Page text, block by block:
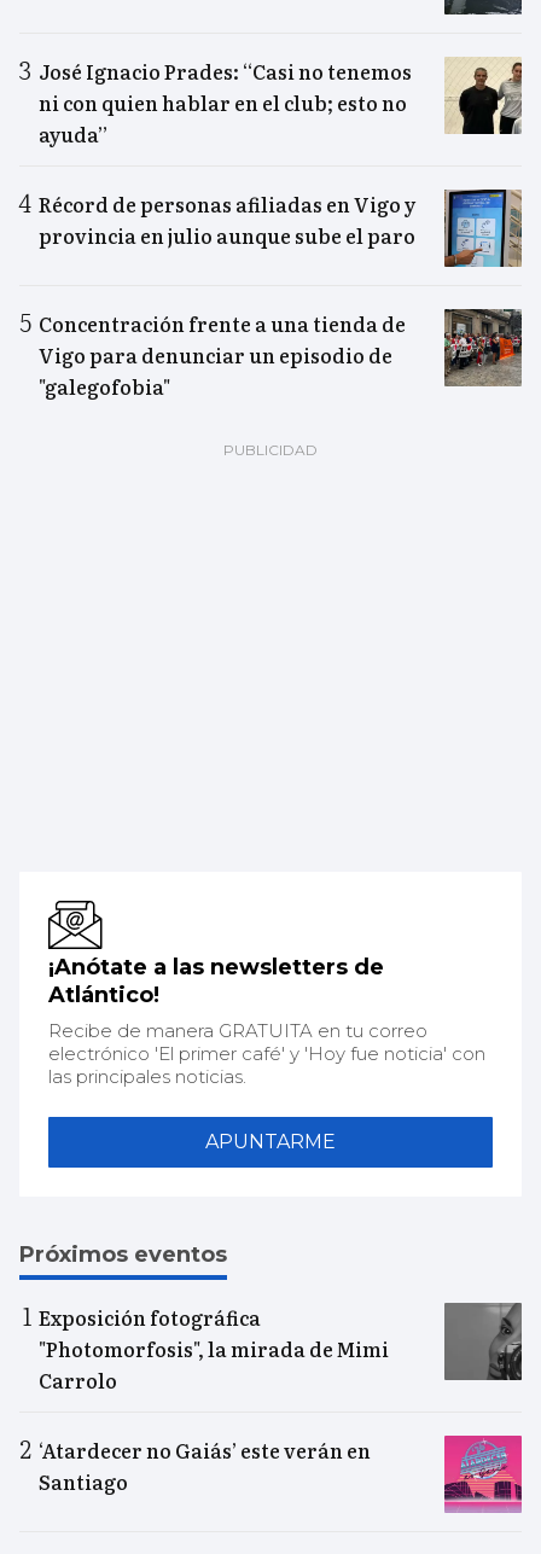
José Ignacio Prades: “Casi no tenemos
ni con quien hablar en el club; esto no
ayuda”
Récord de personas afiliadas en Vigo y
provincia en julio aunque sube el paro
Concentración frente a una tienda de
Vigo para denunciar un episodio de
"galegofobia"
¡Anótate a las newsletters de
Atlántico!
Recibe de manera GRATUITA en tu correo
electrónico 'El primer café' y 'Hoy fue noticia' con
las principales noticias.
APUNTARME
Próximos eventos
Exposición fotográfica
"Photomorfosis", la mirada de Mimi
Carrolo
‘Atardecer no Gaiás’ este verán en
Santiago